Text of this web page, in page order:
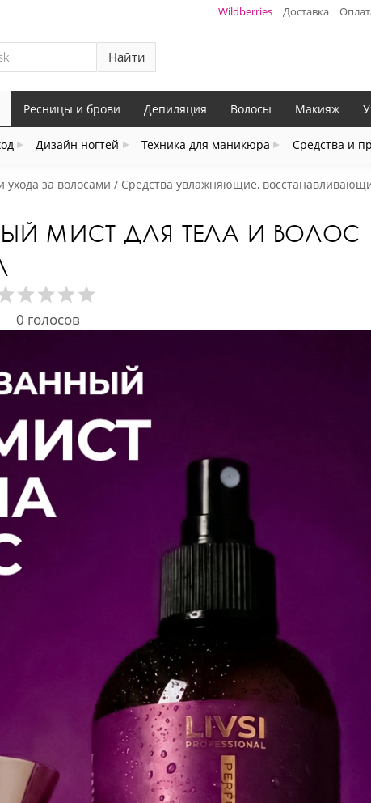
Wildberries Доставка
Найти
Дизайн ногтей Техника для маникюра Средства и
Ресницы и брови Депиляция Волосы Макияж
за волосами Средства увлажняющие,
МИСТ ДЛЯ ТЕЛА И ВОЛОС
0 голосов